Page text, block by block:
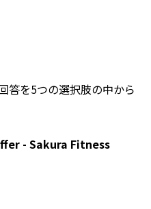
答を5つの選択肢の中から
- Sakura Fitness